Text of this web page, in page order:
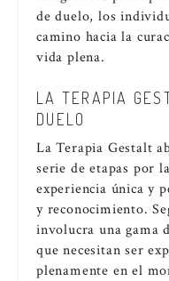
de duelo, los
camino hacia la
vida plena.
LA TERAPIA
DUELO
La Terapia Gestalt
serie de etapas por
experiencia única y
y reconocimiento.
involucra una gama
que necesitan ser
plenamente en el